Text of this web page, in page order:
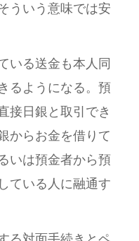
ういう意味では安
いる送金も本人同
るようになる。預
接日銀と取引でき
からお金を借りて
いは預金者から預
ている人に融通す